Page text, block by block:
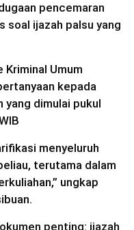
pencemaran
soal ijazah palsu yang
Umum
kepada
yang dimulai pukul
menyeluruh
terutama dalam
ungkap
penting: ijazah